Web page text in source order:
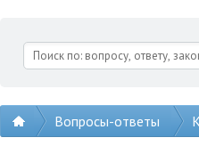
Вопросы-ответы